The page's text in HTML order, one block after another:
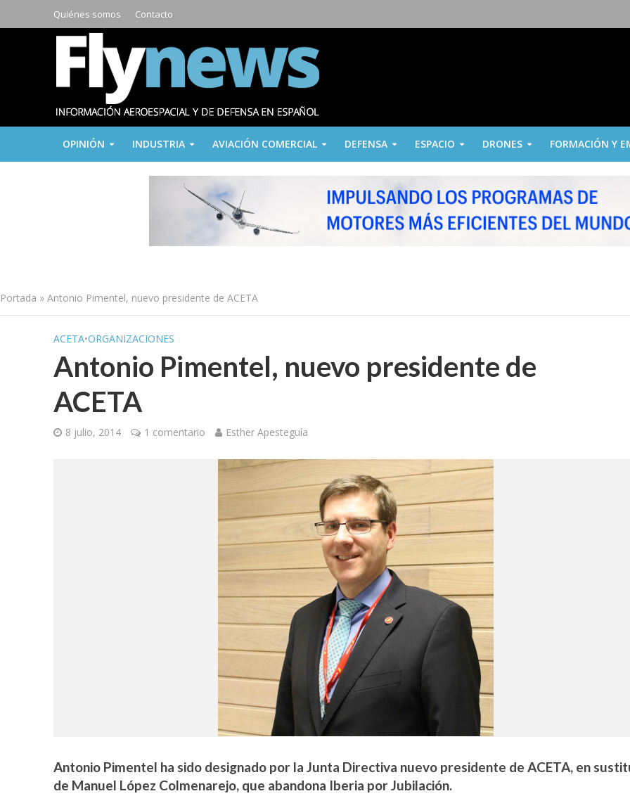
Quiénes somos Contacto
OPINIÓN INDUSTRIA AVIACIÓN COMERCIAL DEFENSA ESPACIO DRONES FORMACIÓN Y
Portada » Antonio Pimentel, nuevo presidente de ACETA
ACETA•ORGANIZACIONES
Antonio Pimentel, nuevo presidente de
ACETA
8 julio, 2014 1 comentario Esther Apesteguía
Antonio Pimentel ha sido designado por la Junta Directiva nuevo presidente de ACETA, en
de Manuel López Colmenarejo, que abandona Iberia por Jubilación.